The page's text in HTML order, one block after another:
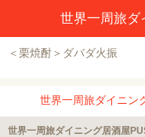
世界一周旅ダ
＜栗焼酎＞ダバダ火振
世界一周旅ダイニン
世界一周旅ダイニング居酒屋